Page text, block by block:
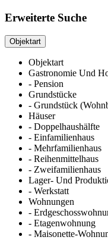
Erweiterte Suche
Objektart
Objektart
Gastronomie Und
- Pension
Grundstücke
- Grundstück
Häuser
- Doppelhaushälfte
- Einfamilienhaus
- Mehrfamilienhaus
- Reihenmittelhaus
- Zweifamilienhaus
Lager- Und
- Werkstatt
Wohnungen
-
- Etagenwohnung
- Maisonette-